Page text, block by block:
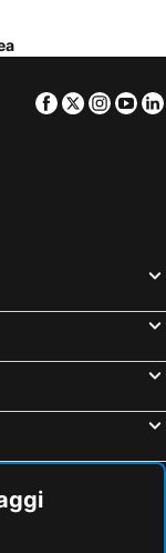
di Garda
d'Aosta
Facebook
Twitter